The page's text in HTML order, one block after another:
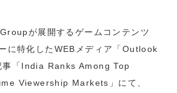
が展開するゲームコンテンツ
に特化したWEBメディア「Outlook
事「India Ranks Among Top
Viewership Markets」にて、